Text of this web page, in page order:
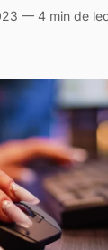
— 4 min de